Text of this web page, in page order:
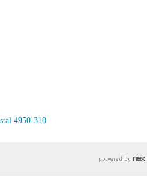
4950-310